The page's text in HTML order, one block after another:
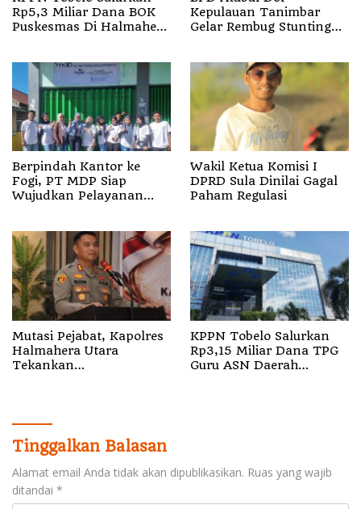
Rp5,3 Miliar Dana BOK
Puskesmas Di Halmahera
Kepulauan Tanimbar
Gelar Rembug Stunting
Berpindah Kantor ke
Fogi, PT MDP Siap
Wujudkan Pelayanan
Wakil Ketua Komisi I
DPRD Sula Dinilai Gagal
Paham Regulasi
Mutasi Pejabat, Kapolres
Halmahera Utara
Tekankan
KPPN Tobelo Salurkan
Rp3,15 Miliar Dana TPG
Guru ASN Daerah
Tinggalkan Balasan
Alamat email Anda tidak akan dipublikasikan. Ruas yang wajib
ditandai *